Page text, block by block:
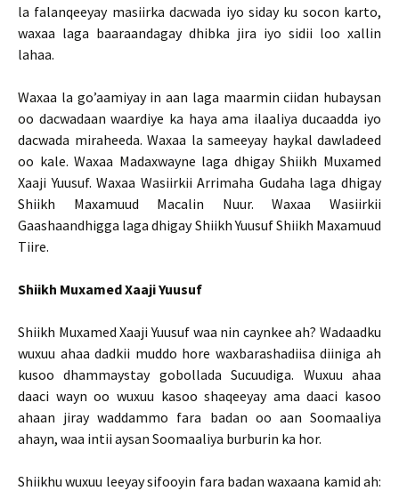
la falanqeeyay masiirka dacwada iyo siday ku socon karto,
waxaa laga baaraandagay dhibka jira iyo sidii loo xallin
lahaa.
Waxaa la go’aamiyay in aan laga maarmin ciidan hubaysan
oo dacwadaan waardiye ka haya ama ilaaliya ducaadda iyo
dacwada miraheeda. Waxaa la sameeyay haykal dawladeed
oo kale. Waxaa Madaxwayne laga dhigay Shiikh Muxamed
Xaaji Yuusuf. Waxaa Wasiirkii Arrimaha Gudaha laga dhigay
Shiikh Maxamuud Macalin Nuur. Waxaa Wasiirkii
Gaashaandhigga laga dhigay Shiikh Yuusuf Shiikh Maxamuud
Tiire.
Shiikh Muxamed Xaaji Yuusuf
Shiikh Muxamed Xaaji Yuusuf waa nin caynkee ah? Wadaadku
wuxuu ahaa dadkii muddo hore waxbarashadiisa diiniga ah
kusoo dhammaystay gobollada Sucuudiga. Wuxuu ahaa
daaci wayn oo wuxuu kasoo shaqeeyay ama daaci kasoo
ahaan jiray waddammo fara badan oo aan Soomaaliya
ahayn, waa intii aysan Soomaaliya burburin ka hor.
Shiikhu wuxuu leeyay sifooyin fara badan waxaana kamid ah: